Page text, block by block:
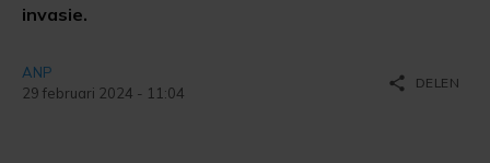
invasie.
ANP
29 februari 2024 - 11:04
share DELEN